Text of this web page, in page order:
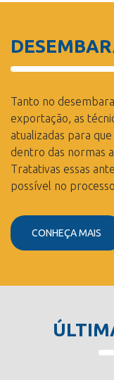
Tanto no
exportação, as
atualizadas para
dentro das normas
Tratativas essas
possível no
CONHEÇA MAIS